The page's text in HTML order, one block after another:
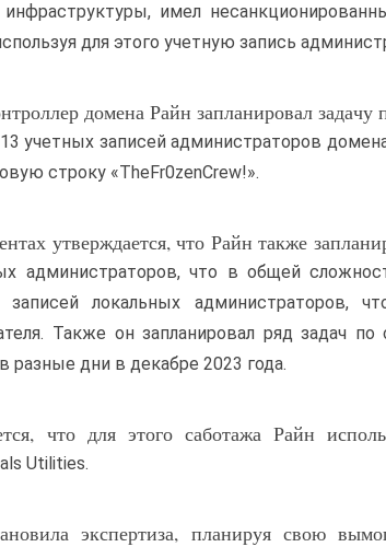
инфраструктуры, имел
для этого учетную запись
домена Райн запланировал
учетных записей администраторов
строку «TheFr0zenCrew!».
утверждается, что Райн также
администраторов, что в общей
записей локальных администраторов,
Также он запланировал ряд задач
разные дни в декабре 2023 года.
что для этого саботажа Райн
Utilities.
экспертиза, планируя свою